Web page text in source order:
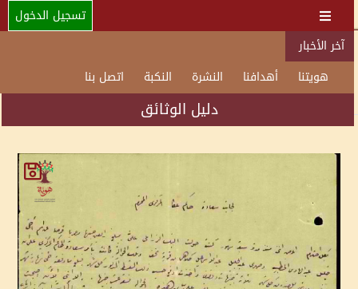
تسجيل الدخول
آخر الأخبار
هويتنا
أهدافنا النشرة النكبة اتصل بنا
دليل الوثائق